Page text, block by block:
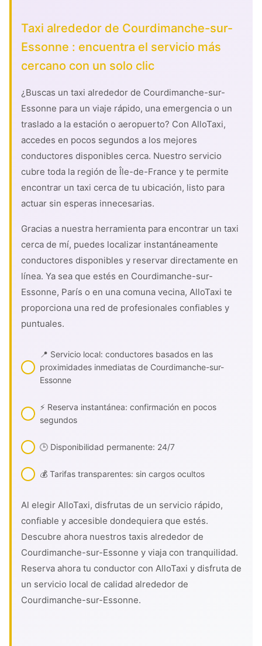
Taxi alrededor de Courdimanche-sur-
Essonne : encuentra el servicio más
cercano con un solo clic
¿Buscas un taxi alrededor de Courdimanche-sur-
Essonne para un viaje rápido, una emergencia o un
traslado a la estación o aeropuerto? Con AlloTaxi,
accedes en pocos segundos a los mejores
conductores disponibles cerca. Nuestro servicio
cubre toda la región de Île-de-France y te permite
encontrar un taxi cerca de tu ubicación, listo para
actuar sin esperas innecesarias.
Gracias a nuestra herramienta para encontrar un taxi
cerca de mí, puedes localizar instantáneamente
conductores disponibles y reservar directamente en
línea. Ya sea que estés en Courdimanche-sur-
Essonne, París o en una comuna vecina, AlloTaxi te
proporciona una red de profesionales confiables y
puntuales.
📍 Servicio local: conductores basados en las
proximidades inmediatas de Courdimanche-sur-
Essonne
⚡ Reserva instantánea: confirmación en pocos
segundos
🕒 Disponibilidad permanente: 24/7
💰 Tarifas transparentes: sin cargos ocultos
Al elegir AlloTaxi, disfrutas de un servicio rápido,
confiable y accesible dondequiera que estés.
Descubre ahora nuestros taxis alrededor de
Courdimanche-sur-Essonne y viaja con tranquilidad.
Reserva ahora tu conductor con AlloTaxi y disfruta de
un servicio local de calidad alrededor de
Courdimanche-sur-Essonne.